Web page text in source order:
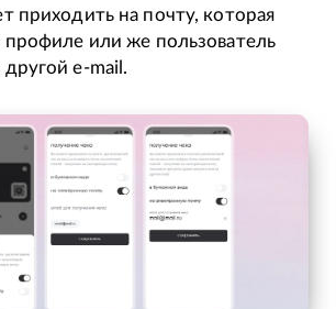
приходить на почту, которая
профиле или же пользователь
e-mail.